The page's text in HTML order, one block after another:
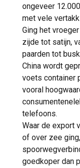
ongeveer
met vele
Ging het
zijde tot satijn,
paarden tot
China wordt
voets container
vooral
telefoons.
Waar de export
of over zee
goedkoper dan